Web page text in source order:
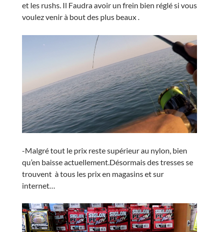
et les rushs. Il Faudra avoir un frein bien réglé si vous
voulez venir à bout des plus beaux .
-Malgré tout le prix reste supérieur au nylon, bien
qu’en baisse actuellement.Désormais des tresses se
trouvent à tous les prix en magasins et sur
internet…